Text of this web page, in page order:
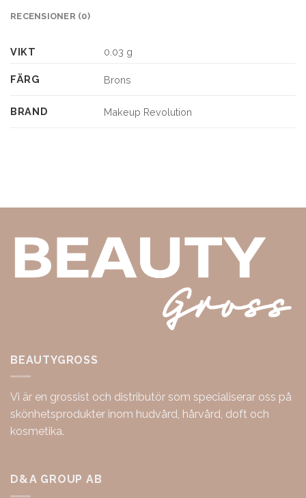
RECENSIONER (0)
VIKT 0.03 g
FÄRG Brons
BRAND Makeup Revolution
BEAUTYGROSS
Vi är en grossist och distributör som specialiserar oss på
skönhetsprodukter inom hudvård, hårvård, doft och
kosmetika.
D&A GROUP AB